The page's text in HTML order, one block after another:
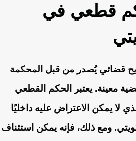
قطعي في
قضائي يُصدر من قبل المحكمة
معينة. يعتبر الحكم القطعي
لا يمكن الاعتراض عليه داخليًا
ومع ذلك، فإنه يمكن استئناف